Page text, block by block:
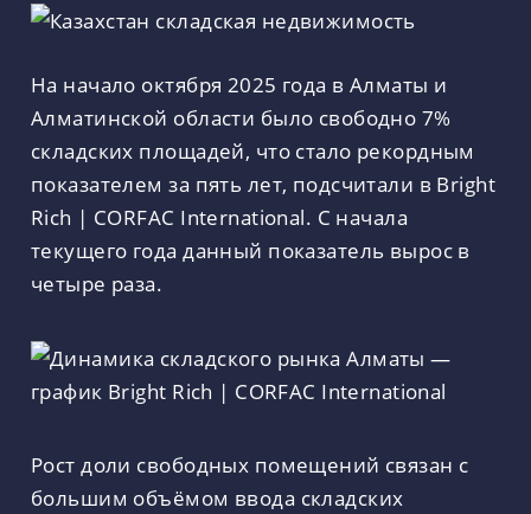
На начало октября 2025 года в Алматы и
Алматинской области было свободно 7%
складских площадей, что стало рекордным
показателем за пять лет, подсчитали в Bright
Rich | CORFAC International. С начала
текущего года данный показатель вырос в
четыре раза.
Рост доли свободных помещений связан с
большим объёмом ввода складских